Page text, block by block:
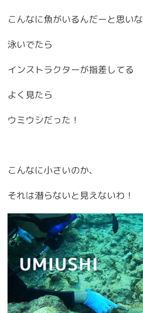
こんなに魚がいるんだーと思いな
泳いでたら
インストラクターが指差してる
よく見たら
ウミウシだった！
こんなに小さいのか、
それは潜らないと見えないわ！